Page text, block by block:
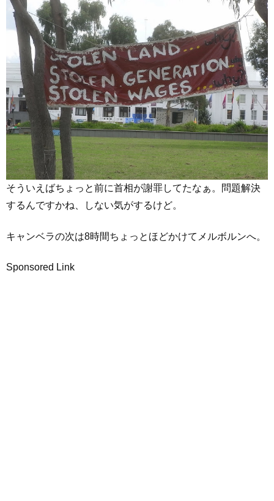
そういえばちょっと前に首相が謝罪してたなぁ。問題解決
するんですかね、しない気がするけど。
キャンベラの次は8時間ちょっとほどかけてメルボルンへ。
Sponsored Link